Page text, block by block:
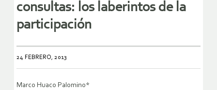
consultas: los laberintos de la
participación
24 FEBRERO, 2013
Marco Huaco Palomino*